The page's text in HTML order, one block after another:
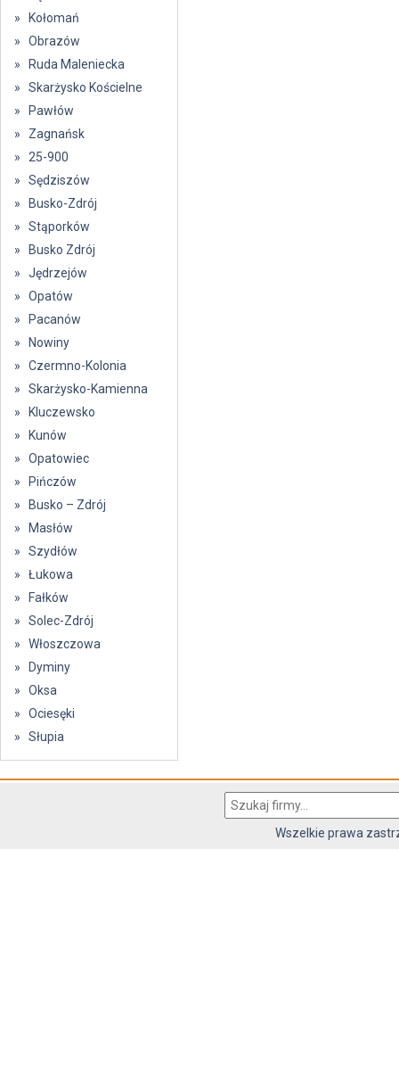
» Kołomań
» Obrazów
» Ruda Maleniecka
» Skarżysko Kościelne
» Pawłów
» Zagnańsk
» 25-900
» Sędziszów
» Busko-Zdrój
» Stąporków
» Busko Zdrój
» Jędrzejów
» Opatów
» Pacanów
» Nowiny
» Czermno-Kolonia
» Skarżysko-Kamienna
» Kluczewsko
» Kunów
» Opatowiec
» Pińczów
» Busko – Zdrój
» Masłów
» Szydłów
» Łukowa
» Fałków
» Solec-Zdrój
» Włoszczowa
» Dyminy
» Oksa
» Ociesęki
» Słupia
Wszelkie prawa